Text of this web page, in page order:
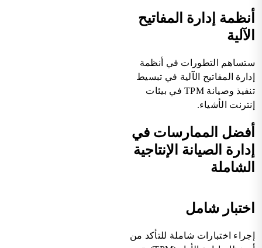
أنظمة إدارة المفاتيح
الآلية
ستساهم التطورات في أنظمة
إدارة المفاتيح الآلية في تبسيط
تنفيذ وصيانة TPM في بيئات
إنترنت الأشياء.
أفضل الممارسات في
إدارة الصيانة الإنتاجية
الشاملة
اختبار شامل
إجراء اختبارات شاملة للتأكد من